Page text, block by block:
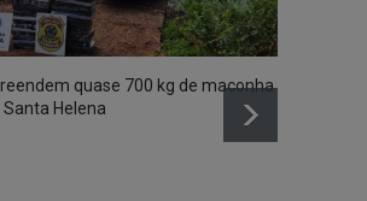
quase 700 kg de maconha
Santa Helena